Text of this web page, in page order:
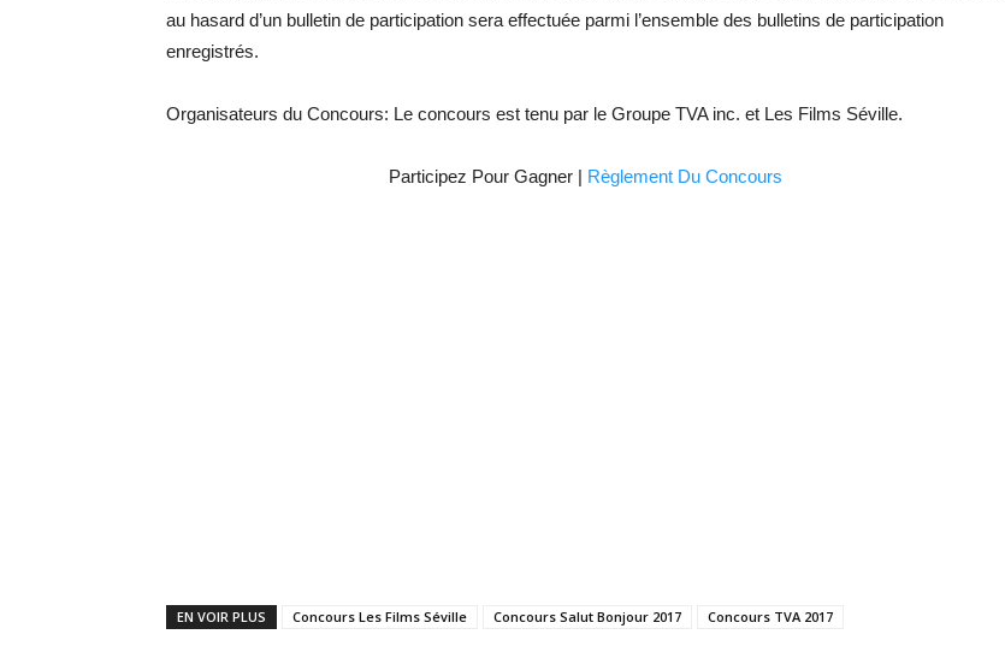
au hasard d’un bulletin de participation sera effectuée parmi l’ensemble des bulletins de participation
enregistrés.
Organisateurs du Concours: Le concours est tenu par le Groupe TVA inc. et Les Films Séville.
Participez Pour Gagner | Règlement Du Concours
EN VOIR PLUS Concours Les Films Séville Concours Salut Bonjour 2017 Concours TVA 2017